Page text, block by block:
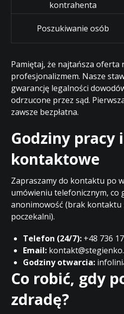
kontrahenta
Poszukiwanie osób
Pamiętaj, że najtańsza oferta
profesjonalizmem. Nasze
gwarancję legalności
odrzucone przez sąd.
zawsze bezpłatna.
Godziny pracy
kontaktowe
Zapraszamy do kontaktu po
umówieniu telefonicznym, co
anonimowość (brak kontaktu
poczekalni).
Telefon (24/7): +48 736
Email:
Godziny otwarcia:
Co robić, gdy
zdradę?